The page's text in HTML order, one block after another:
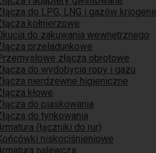
do LPG, LNG i gazów
kołnierzowe
do zakuwania wewnętrznego
przeładunkowe
złącza obrotowe
do wydobycia ropy i gazu
nierdzewne higieniczne
kłowe
do piaskowania
do tynkowania
(łączniki do rur)
niskociśnieniowe
nalewcza